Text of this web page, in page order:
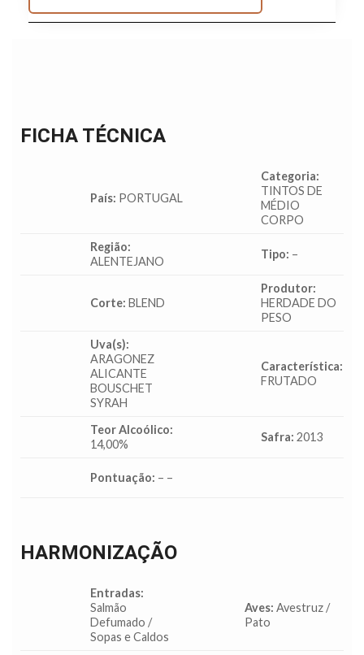
FICHA TÉCNICA
País: PORTUGAL
Categoria:
TINTOS DE
MÉDIO
CORPO
Região:
ALENTEJANO
Tipo: –
Corte: BLEND
Produtor:
HERDADE DO
PESO
Uva(s):
ARAGONEZ
ALICANTE
BOUSCHET
SYRAH
Característica:
FRUTADO
Teor Alcoólico:
14,00%
Safra: 2013
Pontuação: – –
HARMONIZAÇÃO
Entradas:
Salmão
Defumado /
Sopas e Caldos
Aves: Avestruz /
Pato